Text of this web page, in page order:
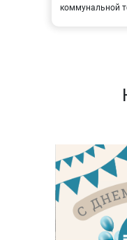
коммунальной